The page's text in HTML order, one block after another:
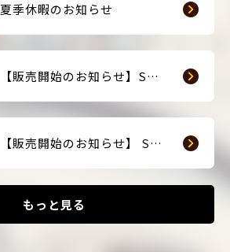
もっと見る
夏季休暇のお知らせ
【販売開始のお知らせ】SMART GUARD 3
【販売開始のお知らせ】 SMART BLOCKER 2nd-Edition Plus